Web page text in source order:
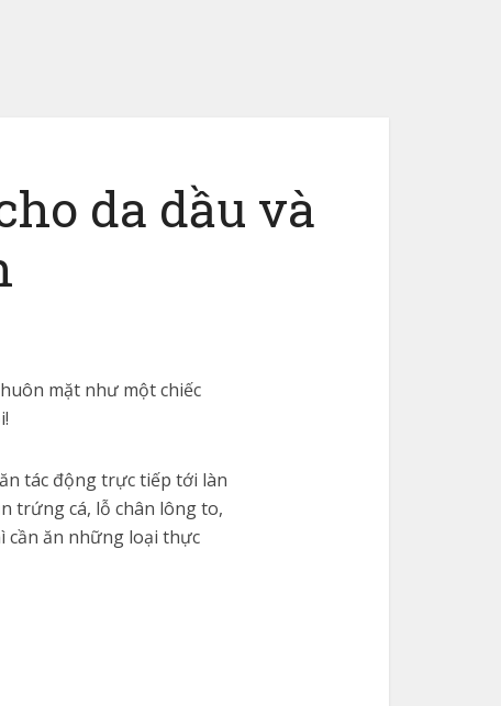
da dầu và
mặt như một chiếc
tác động trực tiếp tới làn
trứng cá, lỗ chân lông to,
cần ăn những loại thực